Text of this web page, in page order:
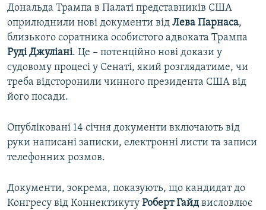
Дональда Трампа в Палаті представників США
оприлюднили нові документи від Лева Парнаса,
близького соратника особистого адвоката Трампа
Руді Джуліані. Це – потенційно нові докази у
судовому процесі у Сенаті, який розглядатиме, чи
треба відсторонили чинного президента США від
його посади.
Опубліковані 14 січня документи включають від
руки написані записки, електронні листи та записи
телефонних розмов.
Документи, зокрема, показують, що кандидат до
Конгресу від Коннектикуту Роберт Гайдвисловлює